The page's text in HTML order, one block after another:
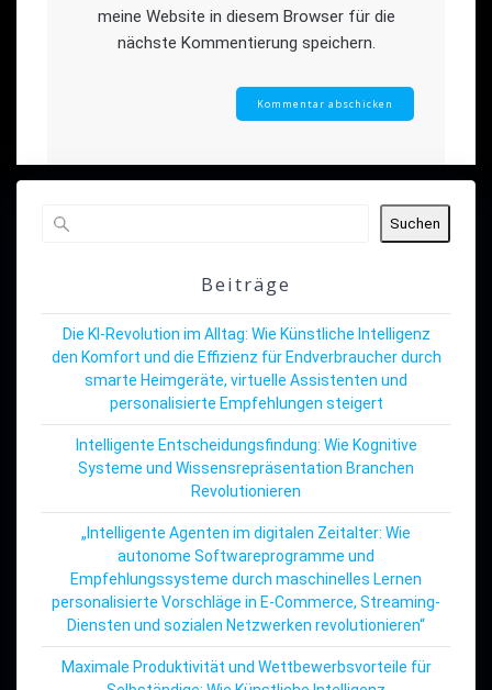
meine Website in diesem Browser für die
nächste Kommentierung speichern.
Suchen
Beiträge
Die KI-Revolution im Alltag: Wie Künstliche Intelligenz
den Komfort und die Effizienz für Endverbraucher durch
smarte Heimgeräte, virtuelle Assistenten und
personalisierte Empfehlungen steigert
Intelligente Entscheidungsfindung: Wie Kognitive
Systeme und Wissensrepräsentation Branchen
Revolutionieren
„Intelligente Agenten im digitalen Zeitalter: Wie
autonome Softwareprogramme und
Empfehlungssysteme durch maschinelles Lernen
personalisierte Vorschläge in E-Commerce, Streaming-
Diensten und sozialen Netzwerken revolutionieren“
Maximale Produktivität und Wettbewerbsvorteile für